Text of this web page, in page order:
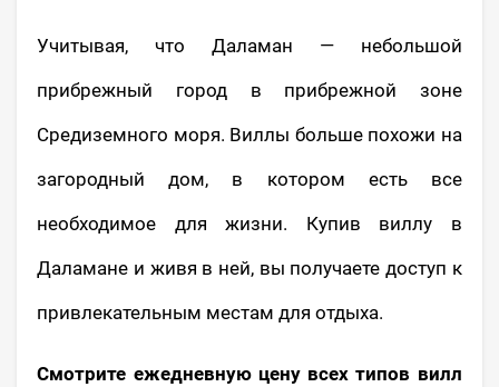
Учитывая, что Даламан — небольшой
прибрежный город в прибрежной зоне
Средиземного моря. Виллы больше похожи на
загородный дом, в котором есть все
необходимое для жизни. Купив виллу в
Даламане и живя в ней, вы получаете доступ к
привлекательным местам для отдыха.
Смотрите ежедневную цену всех типов вилл